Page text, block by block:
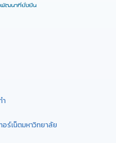
ร์เน็ตมหาวิทยาลัย